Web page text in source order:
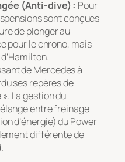
(Anti-dive) : Pour
sont conçues
de plonger au
pour le chrono, mais
de Mercedes à
ses repères de
La gestion du
entre freinage
d’énergie) du Power
différente de